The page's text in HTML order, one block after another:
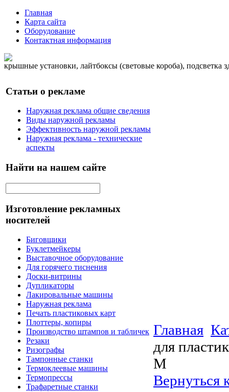
Главная
Карта сайта
Оборудование
Контактная информация
крышные установки, лайтбоксы (световые короба), подсветка
Статьи о рекламе
Наружная реклама общие сведения
Виды наружной рекламы
Эффективность наружной рекламы
Наружная реклама - технические
аспекты
Найти на нашем сайте
Изготовление рекламных
носителей
Биговщики
Буклетмейкеры
Выставочное оборудование
Для горячего тиснения
Доски-витрины
Дупликаторы
Лакировальные машины
Наружная реклама
Печать пластиковых карт
Плоттеры, копиры
Производство штампов и табличек
Резаки
Ризографы
Тампонные станки
Термоклеевые машины
Термопрессы
Трафаретные станки
Главная
для
M
Вернуться